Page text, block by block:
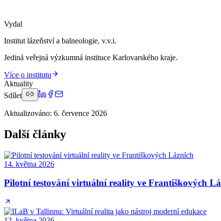
Vydal
Institut lázeňství a balneologie, v.v.i.
Jediná veřejná výzkumná instituce Karlovarského kraje.
Více o institutu
Aktuality
Sdílet
Aktualizováno: 6. července 2026
Další články
14. května 2026
Pilotní testování virtuální reality ve Františkových